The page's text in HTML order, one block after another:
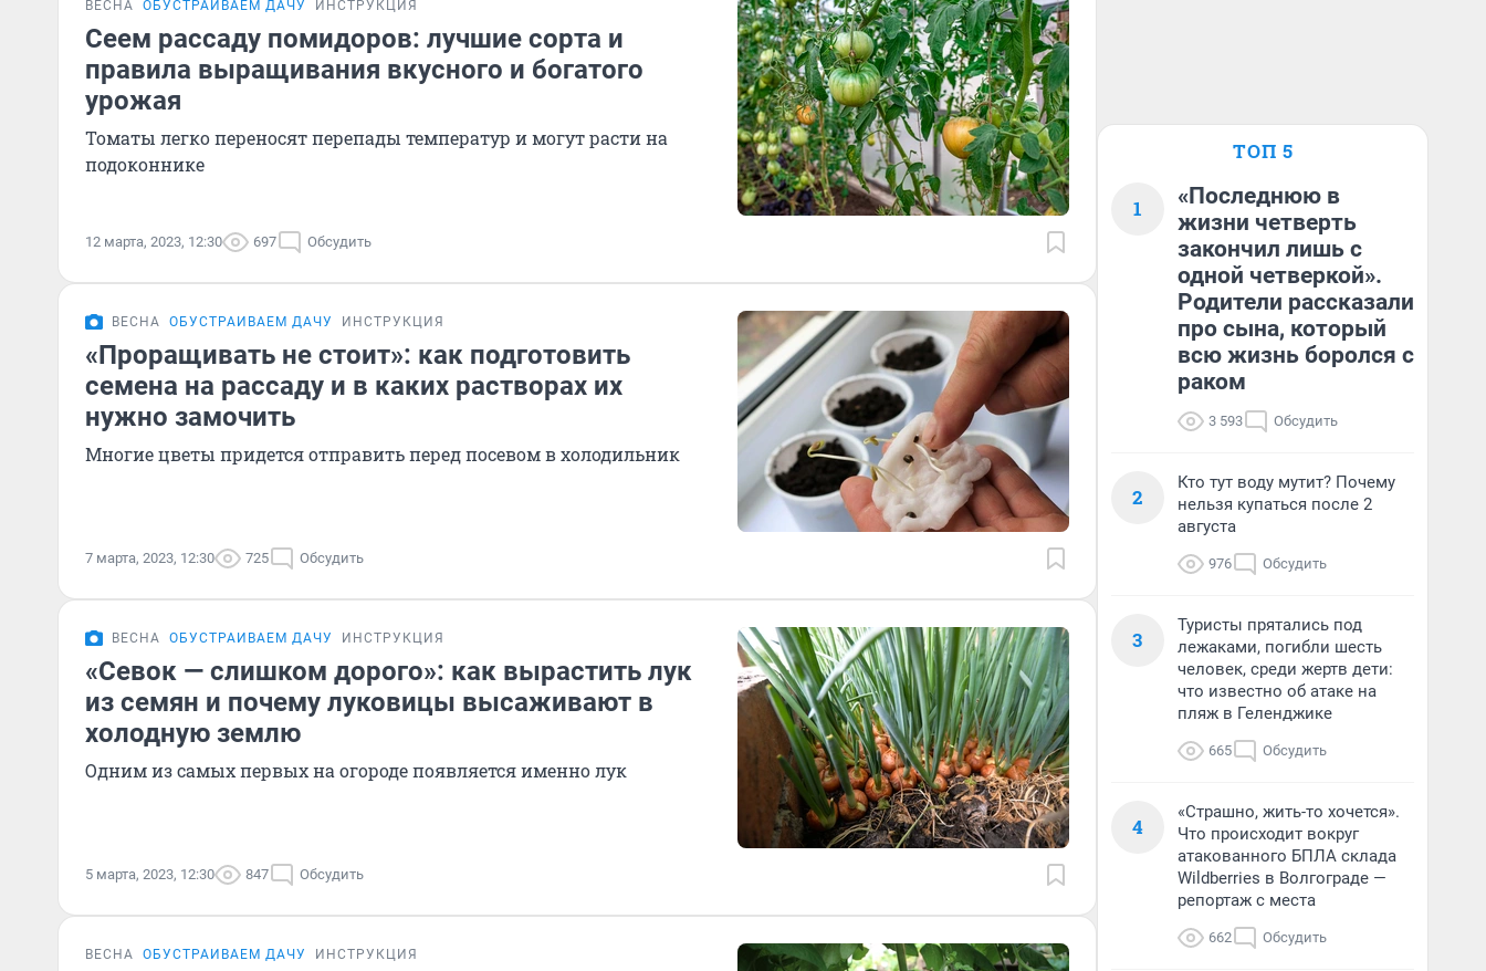
ВЕСНА ОБУСТРАИВАЕМ ДАЧУ ИНСТРУКЦИЯ
Сеем рассаду помидоров: лучшие сорта и
правила выращивания вкусного и богатого
урожая
Томаты легко переносят перепады температур и могут расти на
подоконнике
12 марта, 2023, 12:30 697 Обсудить
ВЕСНА ОБУСТРАИВАЕМ ДАЧУ ИНСТРУКЦИЯ
«Проращивать не стоит»: как подготовить
семена на рассаду и в каких растворах их
нужно замочить
Многие цветы придется отправить перед посевом в холодильник
7 марта, 2023, 12:30 725 Обсудить
ВЕСНА ОБУСТРАИВАЕМ ДАЧУ ИНСТРУКЦИЯ
«Севок — слишком дорого»: как вырастить лук
из семян и почему луковицы высаживают в
холодную землю
Одним из самых первых на огороде появляется именно лук
5 марта, 2023, 12:30 847 Обсудить
ВЕСНА ОБУСТРАИВАЕМ ДАЧУ ИНСТРУКЦИЯ
ТОП 5
1
«Последнюю в
жизни четверть
закончил лишь с
одной четверкой».
Родители рассказали
про сына, который
всю жизнь боролся с
раком
3 593 Обсудить
2
Кто тут воду мутит? Почему
нельзя купаться после 2
августа
976 Обсудить
3
Туристы прятались под
лежаками, погибли шесть
человек, среди жертв дети:
что известно об атаке на
пляж в Геленджике
665 Обсудить
4
«Страшно, жить-то хочется».
Что происходит вокруг
атакованного БПЛА склада
Wildberries в Волгограде —
репортаж с места
662 Обсудить